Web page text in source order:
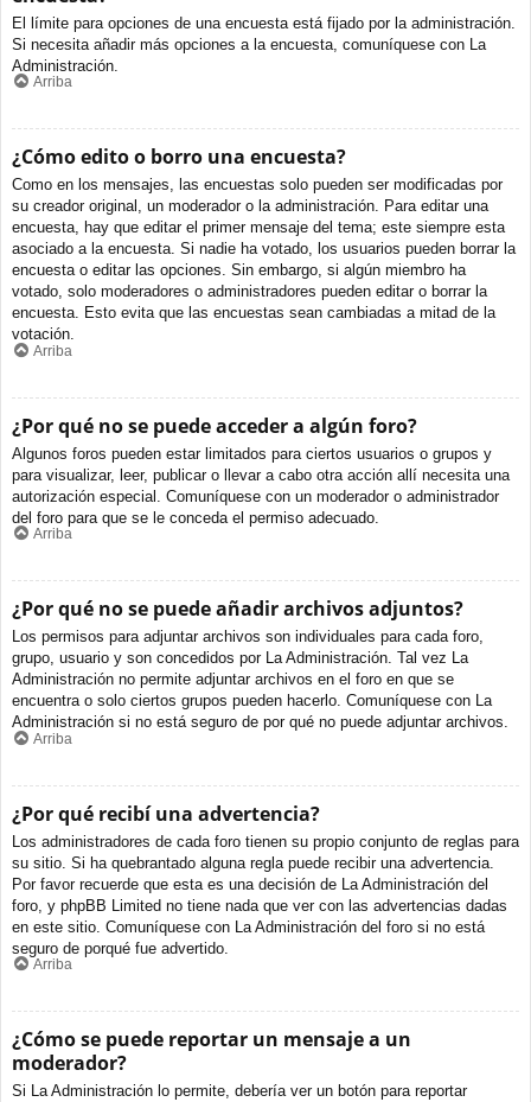
El límite para opciones de una encuesta está fijado por la administración.
Si necesita añadir más opciones a la encuesta, comuníquese con La
Administración.
Arriba
¿Cómo edito o borro una encuesta?
Como en los mensajes, las encuestas solo pueden ser modificadas por
su creador original, un moderador o la administración. Para editar una
encuesta, hay que editar el primer mensaje del tema; este siempre esta
asociado a la encuesta. Si nadie ha votado, los usuarios pueden borrar la
encuesta o editar las opciones. Sin embargo, si algún miembro ha
votado, solo moderadores o administradores pueden editar o borrar la
encuesta. Esto evita que las encuestas sean cambiadas a mitad de la
votación.
Arriba
¿Por qué no se puede acceder a algún foro?
Algunos foros pueden estar limitados para ciertos usuarios o grupos y
para visualizar, leer, publicar o llevar a cabo otra acción allí necesita una
autorización especial. Comuníquese con un moderador o administrador
del foro para que se le conceda el permiso adecuado.
Arriba
¿Por qué no se puede añadir archivos adjuntos?
Los permisos para adjuntar archivos son individuales para cada foro,
grupo, usuario y son concedidos por La Administración. Tal vez La
Administración no permite adjuntar archivos en el foro en que se
encuentra o solo ciertos grupos pueden hacerlo. Comuníquese con La
Administración si no está seguro de por qué no puede adjuntar archivos.
Arriba
¿Por qué recibí una advertencia?
Los administradores de cada foro tienen su propio conjunto de reglas para
su sitio. Si ha quebrantado alguna regla puede recibir una advertencia.
Por favor recuerde que esta es una decisión de La Administración del
foro, y phpBB Limited no tiene nada que ver con las advertencias dadas
en este sitio. Comuníquese con La Administración del foro si no está
seguro de porqué fue advertido.
Arriba
¿Cómo se puede reportar un mensaje a un
moderador?
Si La Administración lo permite, debería ver un botón para reportar